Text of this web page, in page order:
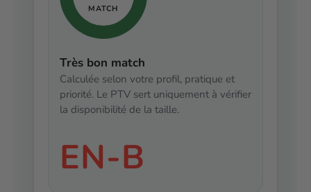
MATCH
Très bon match
Calculée selon votre profil, pratique et
priorité. Le PTV sert uniquement à vérifier
la disponibilité de la taille.
EN-B